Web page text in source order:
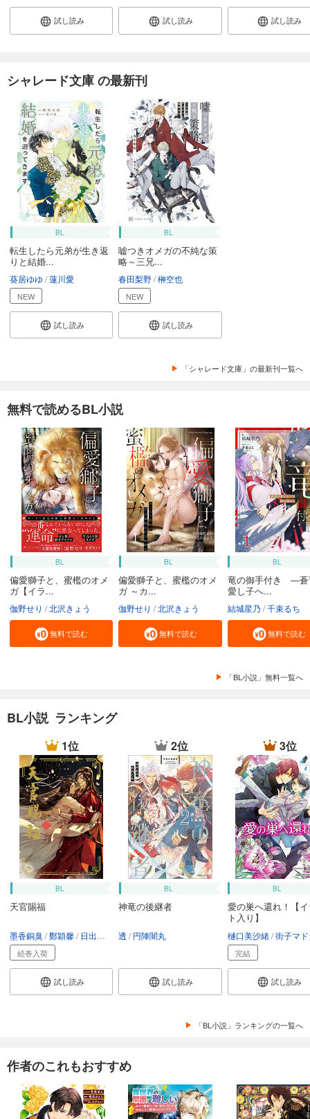
試し読み 試し読み 試し読み
シャレード文庫 の最新刊
BL
転生したら元弟が生き返
りと結婚...
葵居ゆゆ 蓮川愛
NEW
試し読み
BL
嘘つきオメガの不純な策
略～三兄...
春田梨野 榊空也
NEW
試し読み
「シャレード文庫」の最新刊一覧へ
無料で読めるBL小説
BL
偏愛獅子と、蜜檻のオメ
ガ【イラ...
伽野せり 北沢きょう
無料で読む
BL
偏愛獅子と、蜜檻のオメ
ガ ～カ...
伽野せり 北沢きょう
無料で読む
BL
竜の御手付き ―蒼
愛し子へ...
結城星乃 千束るち
無料で読む
「BL小説」無料一覧へ
BL小説 ランキング
1位
BL
天官賜福
墨香銅臭 鄭穎馨 日出的小太陽
続巻入荷
試し読み
2位
BL
神竜の後継者
透 円陣闇丸
試し読み
3位
BL
愛の巣へ還れ！【
ト入り】
樋口美沙緒 街子マ
完結
試し読み
「BL小説」ランキングの一覧へ
作者のこれもおすすめ